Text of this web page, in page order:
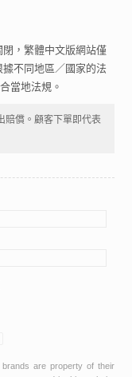
，繁體中文版網站僅
不同地區／國家的法
當地法規。
賠償。顧客下單即代表
are property of their